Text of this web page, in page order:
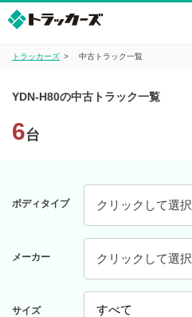
トラッカーズ 中古トラック一覧
YDN-H80の中古トラック一覧
6台
ボディタイプ クリックして選択
メーカー クリックして選択
サイズ